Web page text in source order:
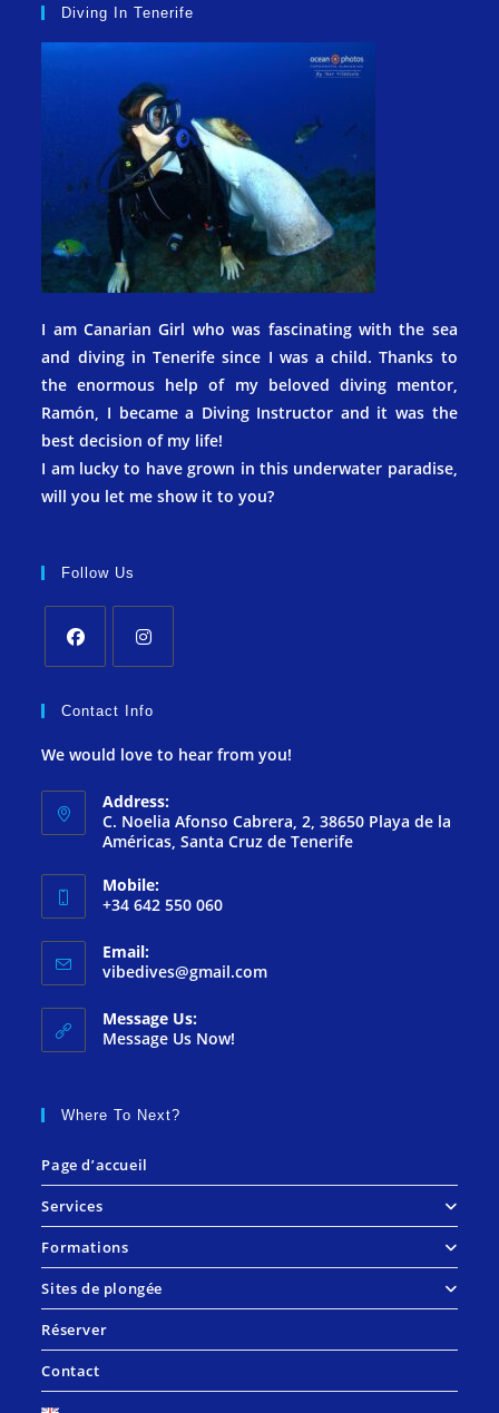
Diving In Tenerife
I am Canarian Girl who was fascinating with the sea
and diving in Tenerife since I was a child. Thanks to
the enormous help of my beloved diving mentor,
Ramón, I became a Diving Instructor and it was the
best decision of my life!
I am lucky to have grown in this underwater paradise,
will you let me show it to you?
Follow Us
Contact Info
We would love to hear from you!
Address:
C. Noelia Afonso Cabrera, 2, 38650 Playa de la
Américas, Santa Cruz de Tenerife
Mobile:
+34 642 550 060
Email:
vibedives@gmail.com
Message Us:
Message Us Now!
Where To Next?
Page d’accueil
Services
Formations
Sites de plongée
Réserver
Contact